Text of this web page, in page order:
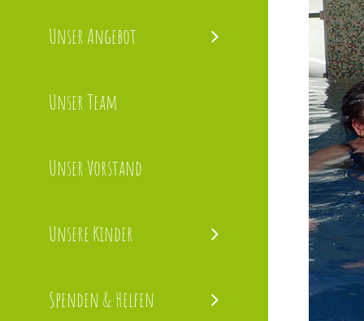
Unser Angebot
Unser Team
Unser Vorstand
Unsere Kinder
Spenden & Helfen
Bild